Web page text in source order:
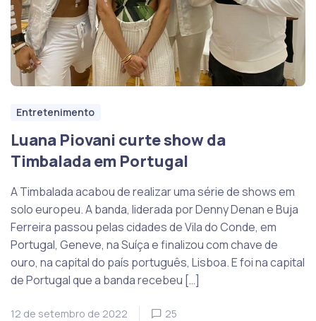
Entretenimento
Luana Piovani curte show da
Timbalada em Portugal
A Timbalada acabou de realizar uma série de shows em
solo europeu. A banda, liderada por Denny Denan e Buja
Ferreira passou pelas cidades de Vila do Conde, em
Portugal, Geneve, na Suíça e finalizou com chave de
ouro, na capital do país português, Lisboa. E foi na capital
de Portugal que a banda recebeu […]
12 de setembro de 2022 25